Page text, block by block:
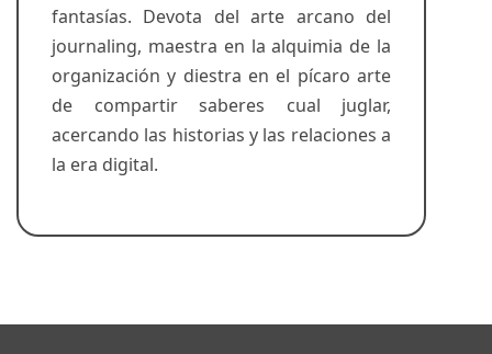
fantasías. Devota del arte arcano del
journaling, maestra en la alquimia de la
organización y diestra en el pícaro arte
de compartir saberes cual juglar,
acercando las historias y las relaciones a
la era digital.